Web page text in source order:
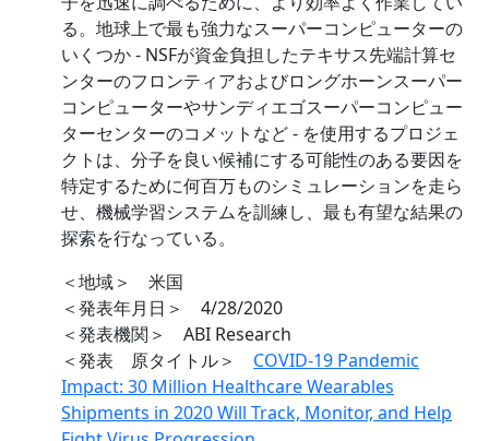
る。地球上で最も強力なスーパーコンピューターの
いくつか - NSFが資金負担したテキサス先端計算セ
ンターのフロンティアおよびロングホーンスーパー
コンピューターやサンディエゴスーパーコンピュー
ターセンターのコメットなど - を使用するプロジェ
クトは、分子を良い候補にする可能性のある要因を
特定するために何百万ものシミュレーションを走ら
せ、機械学習システムを訓練し、最も有望な結果の
探索を行なっている。
＜地域＞ 米国
＜発表年月日＞ 4/28/2020
＜発表機関＞ ABI Research
＜発表 原タイトル＞ COVID-19 Pandemic
Impact: 30 Million Healthcare Wearables
Shipments in 2020 Will Track, Monitor, and Help